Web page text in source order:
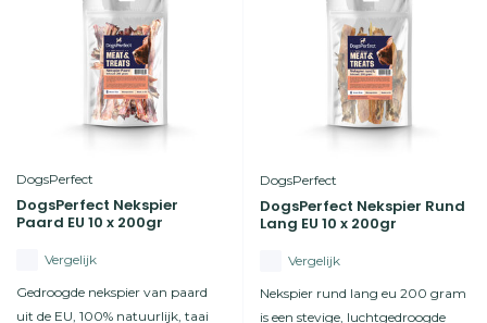
DogsPerfect
DogsPerfect Nekspier
Paard EU 10 x 200gr
Vergelijk
Gedroogde nekspier van paard
uit de EU, 100% natuurlijk, taai
DogsPerfect
DogsPerfect Nekspier Rund
Lang EU 10 x 200gr
Vergelijk
Nekspier rund lang eu 200 gram
is een stevige, luchtgedroogde